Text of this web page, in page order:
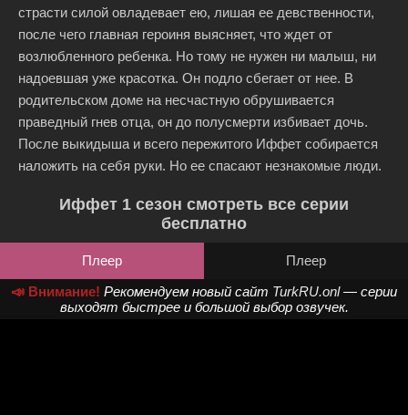
страсти силой овладевает ею, лишая ее девственности,
после чего главная героиня выясняет, что ждет от
возлюбленного ребенка. Но тому не нужен ни малыш, ни
надоевшая уже красотка. Он подло сбегает от нее. В
родительском доме на несчастную обрушивается
праведный гнев отца, он до полусмерти избивает дочь.
После выкидыша и всего пережитого Иффет собирается
наложить на себя руки. Но ее спасают незнакомые люди.
Иффет 1 сезон смотреть все серии
бесплатно
Плеер
Плеер
📣 Внимание! Рекомендуем новый сайт TurkRU.onl— серии
выходят быстрее и большой выбор озвучек.